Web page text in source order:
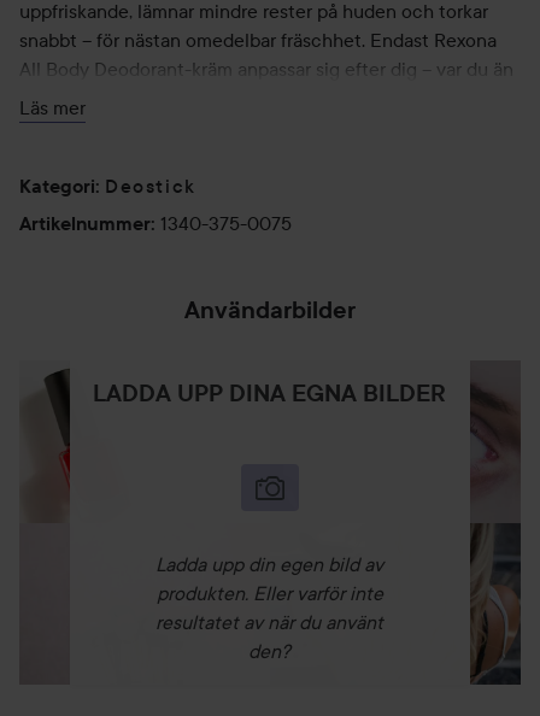
uppfriskande, lämnar mindre rester på huden och torkar
snabbt – för nästan omedelbar fräschhet. Endast Rexona
All Body Deodorant-kräm anpassar sig efter dig – var du än
behöver det – så att du kan övervinna dina gränser. På
Rexona vill vi inspirera självförtroende hos alla att röra sig
aluminiumfri deodorant som håller dig fräsch överallt.
75 ml
Läs mer
Kategori: Deostick
Artikelnummer: 1340-375-0075
Användarbilder
LADDA UPP DINA EGNA BILDER
Ladda upp din egen bild av
produkten. Eller varför inte
resultatet av när du använt
den?